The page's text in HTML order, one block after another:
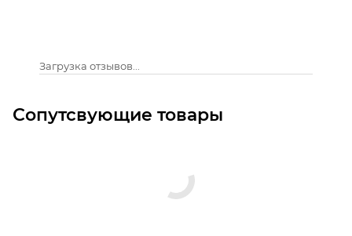
Загрузка отзывов...
Сопутсвующие товары